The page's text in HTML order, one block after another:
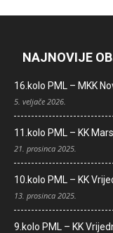
NAJNOVIJE
16.kolo PML – MKK
5. veljače 2026.
11.kolo PML – KK
21. prosinca 2025.
10.kolo PML – KK
13. prosinca 2025.
9.kolo PML – KK